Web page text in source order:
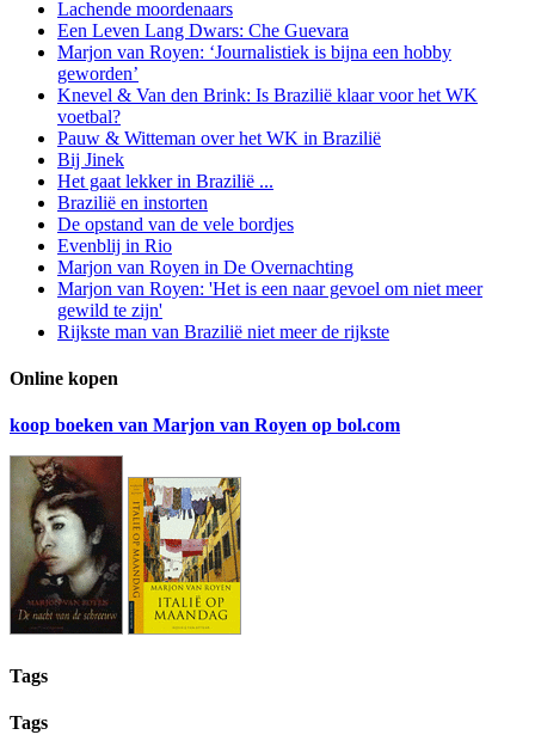
Lachende moordenaars
Een Leven Lang Dwars: Che Guevara
Marjon van Royen: ‘Journalistiek is bijna een hobby
geworden’
Knevel & Van den Brink: Is Brazilië klaar voor het WK
voetbal?
Pauw & Witteman over het WK in Brazilië
Bij Jinek
Het gaat lekker in Brazilië ...
Brazilië en instorten
De opstand van de vele bordjes
Evenblij in Rio
Marjon van Royen in De Overnachting
Marjon van Royen: 'Het is een naar gevoel om niet meer
gewild te zijn'
Rijkste man van Brazilië niet meer de rijkste
Online kopen
koop boeken van Marjon van Royen op bol.com
Tags
Tags